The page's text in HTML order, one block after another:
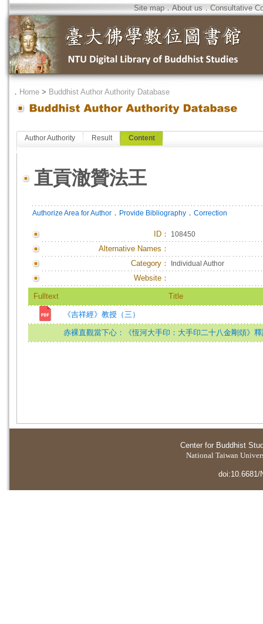
Site map．About us．Consultative
． Home > Buddhist Author Authority Database
Author Authority Result Content
直貢澈贊法王
Authorize Area for Author ． Provide Bibliography ． Correction
ID ： 108450
Alternative Names：
Category：
Individual Author
Website：
Fulltext Title
《吉祥經》教授（三）
赤裸直觀當下心：《恆河大手印：大手印二十八金剛頌》
Center for Buddhist
National Taiwan
doi:10.6681/